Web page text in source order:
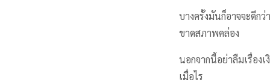
บางครั้งมันก็อาจจะดีก
ขาดสภาพคล่อง
นอกจากนี้อย่าลืมเรื่อง
เมื่อไร